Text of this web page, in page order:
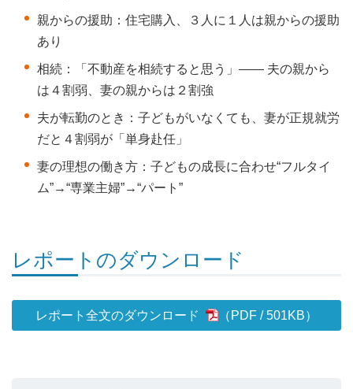
親からの援助：住宅購入、３人に１人は親からの援助
あり
相続：「不動産を相続すると思う」―― 夫の親から
は４割弱、妻の親からは２割強
夫が転勤のとき：子どもがいなくても、妻が正規就労
だと４割弱が「単身赴任」
妻の理想の働き方：子どもの成長に合わせ“フルタイ
ム”→“専業主婦”→“パート”
レポートのダウンロード
レポート全文のダウンロード 501KB）